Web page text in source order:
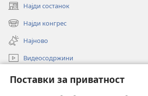
Поставки за приватност
Најди состанок
(opens
new
window)
Најди конгрес
(opens
new
window)
Најново
Видеосодржини